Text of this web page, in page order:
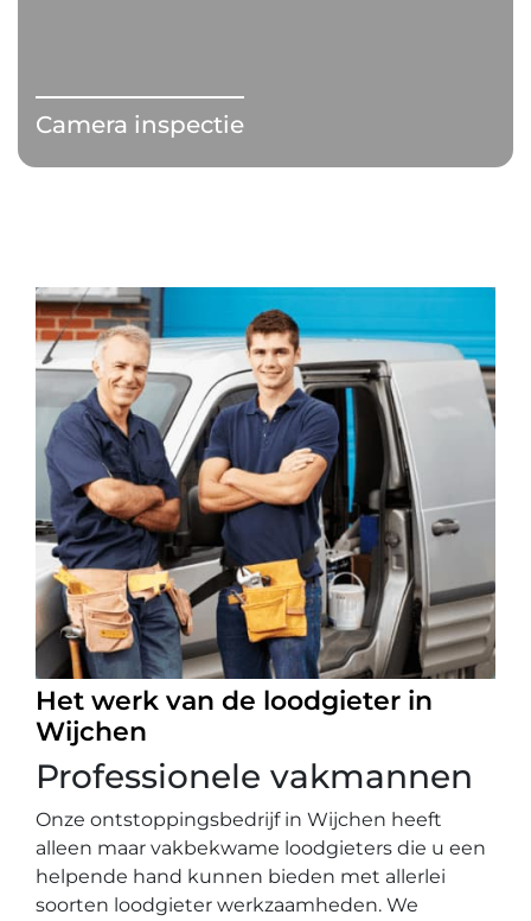
Camera inspectie
Het werk van de loodgieter in
Wijchen
Professionele vakmannen
Onze ontstoppingsbedrijf in Wijchen heeft
alleen maar vakbekwame loodgieters die u een
helpende hand kunnen bieden met allerlei
soorten loodgieter werkzaamheden. We